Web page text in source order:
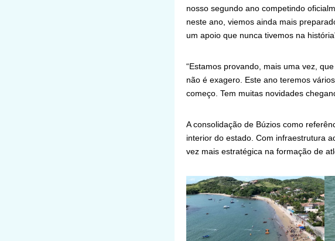
nosso segundo ano competindo
neste ano, viemos ainda mais
um apoio que nunca tivemos na
“Estamos provando, mais uma vez,
não é exagero. Este ano teremos
começo. Tem muitas novidades
A consolidação de Búzios como
interior do estado. Com infraestrutura
vez mais estratégica na formação de